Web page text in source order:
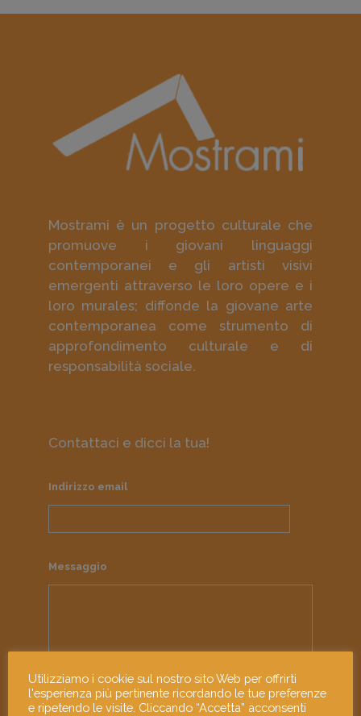
Mostrami è un progetto culturale che
promuove i giovani linguaggi
contemporanei e gli artisti visivi
emergenti attraverso le loro opere e i
loro murales; diffonde la giovane arte
contemporanea come strumento di
approfondimento culturale e di
responsabilità sociale.
Contattaci e dicci la tua!
Indirizzo email
Messaggio
Utilizziamo i cookie sul nostro sito Web per offrirti
l'esperienza più pertinente ricordando le tue preferenze
e ripetendo le visite. Cliccando “Accetta” acconsenti